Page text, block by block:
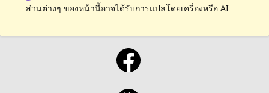
ส่วนต่างๆ ของหน้านี้อาจได้รับการแปลโดยเครื่องหรือ AI